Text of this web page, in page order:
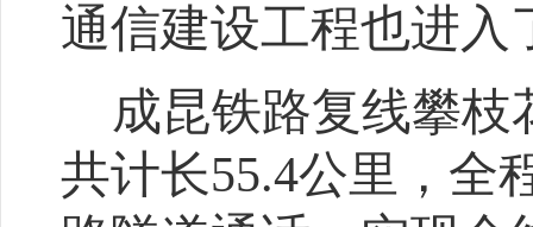
通信建设工程也进入
成昆铁路复线攀
共计长55.4公里，全